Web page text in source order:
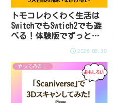
トモコレわくわく生活は
SwitchでもSwtich2でも遊
べる！体験版でずっと遊
2026.05.30
やってみた！